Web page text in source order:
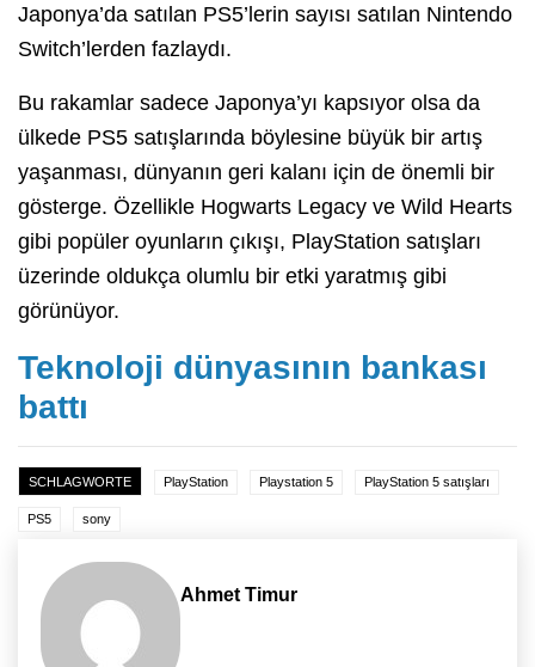
Japonya’da satılan PS5’lerin sayısı satılan Nintendo
Switch’lerden fazlaydı.
Bu rakamlar sadece Japonya’yı kapsıyor olsa da
ülkede PS5 satışlarında böylesine büyük bir artış
yaşanması, dünyanın geri kalanı için de önemli bir
gösterge. Özellikle Hogwarts Legacy ve Wild Hearts
gibi popüler oyunların çıkışı, PlayStation satışları
üzerinde oldukça olumlu bir etki yaratmış gibi
görünüyor.
Teknoloji dünyasının bankası
battı
SCHLAGWORTE PlayStation Playstation 5 PlayStation 5 satışları
PS5 sony
Ahmet Timur